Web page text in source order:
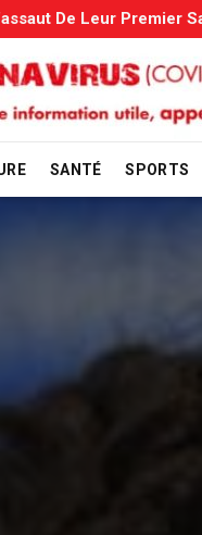
SANTÉ SPORTS
Entame La Vérification